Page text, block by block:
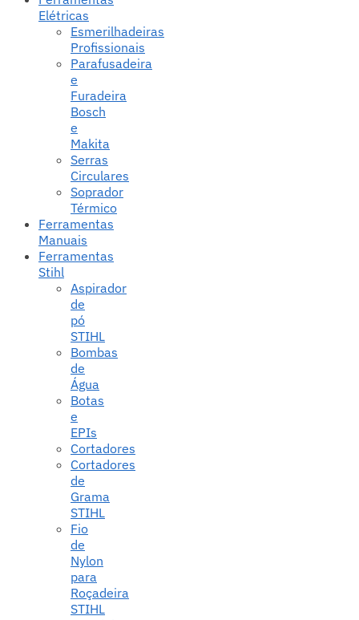
Elétricas
Esmerilhadeiras
Profissionais
Parafusadeira
e
Furadeira
Bosch
e
Makita
Serras
Circulares
Soprador
Térmico
Ferramentas
Manuais
Ferramentas
Stihl
Aspirador
de
pó
STIHL
Bombas
de
Água
Botas
e
EPIs
Cortadores
Cortadores
de
Grama
STIHL
Fio
de
Nylon
para
Roçadeira
STIHL